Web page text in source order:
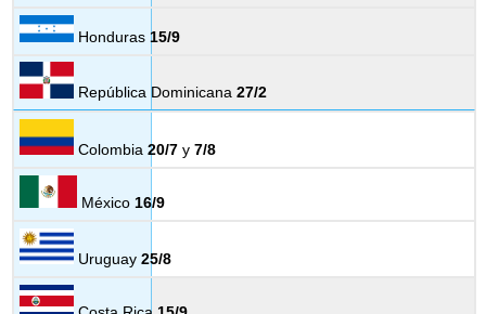
Honduras 15/9
República Dominicana27/2
Colombia20/7 y7/8
México 16/9
Uruguay25/8